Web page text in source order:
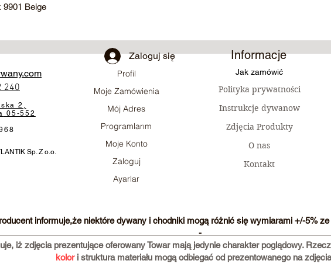
9901 Beige
240
2,
05-552
Sp. Z o.o.
Zaloguj się Informacje
Profil
Moje Zamówienia
Mój Adres
Programlarım
Moje Konto
Zaloguj
Ayarlar
Jak zamówić
Polityka prywatności
Instrukcje dywanow
Zdjęcia Produkty
O nas
Kontakt
informuje,że niektóre dywany i chodniki mogą różnić się wymiarami +/-5% ze
-
iż zdjęcia prezentujące oferowany Towar mają jedynie charakter poglądowy.
kolori struktura materiału mogą odbiegać od prezentowanego na